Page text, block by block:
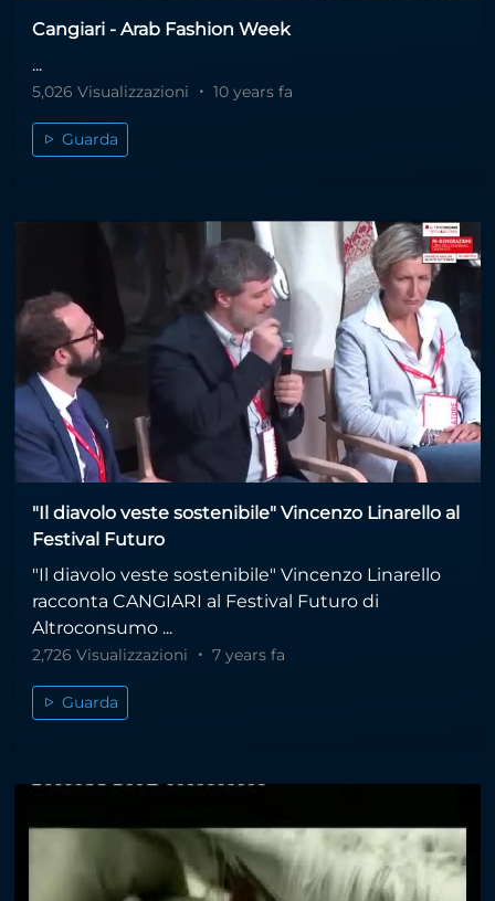
Cangiari - Arab Fashion Week
...
5,026 Visualizzazioni 10 years fa
Guarda
"Il diavolo veste sostenibile" Vincenzo Linarello al
Festival Futuro
"Il diavolo veste sostenibile" Vincenzo Linarello
racconta CANGIARI al Festival Futuro di
Altroconsumo ...
2,726 Visualizzazioni 7 years fa
Guarda